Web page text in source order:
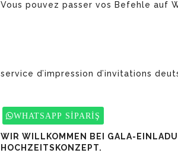
Vous pouvez passer vos Befehle auf
service d’impression d’invitations
WHATSAPP SİPARİŞ
WIR WILLKOMMEN BEI GALA-
HOCHZEITSKONZEPT.